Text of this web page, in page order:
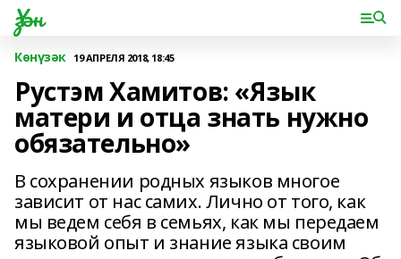
Үзән
Көнүзәк 19 АПРЕЛЯ 2018, 18:45
Рустэм Хамитов: «Язык
матери и отца знать нужно
обязательно»
В сохранении родных языков многое
зависит от нас самих. Лично от того, как
мы ведем себя в семьях, как мы передаем
языковой опыт и знание языка своим